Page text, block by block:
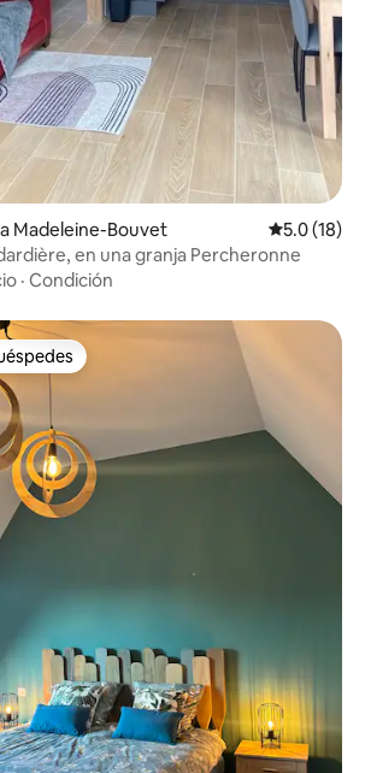
Madeleine-Bouvet Calificación
5.0 (18)
en una granja Percheronne
· Condición